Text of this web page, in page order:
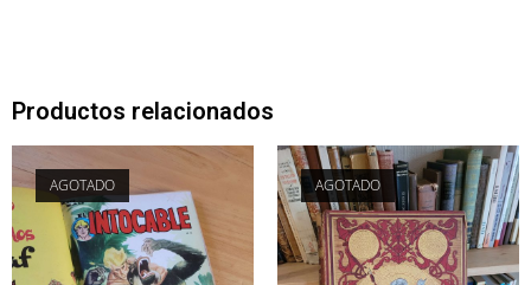
Productos relacionados
AGOTADO AGOTADO